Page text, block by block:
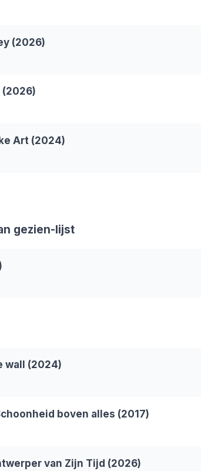
(2026)
Art (2024)
gezien-lijst
wall (2024)
boven alles (2017)
van Zijn Tijd (2026)